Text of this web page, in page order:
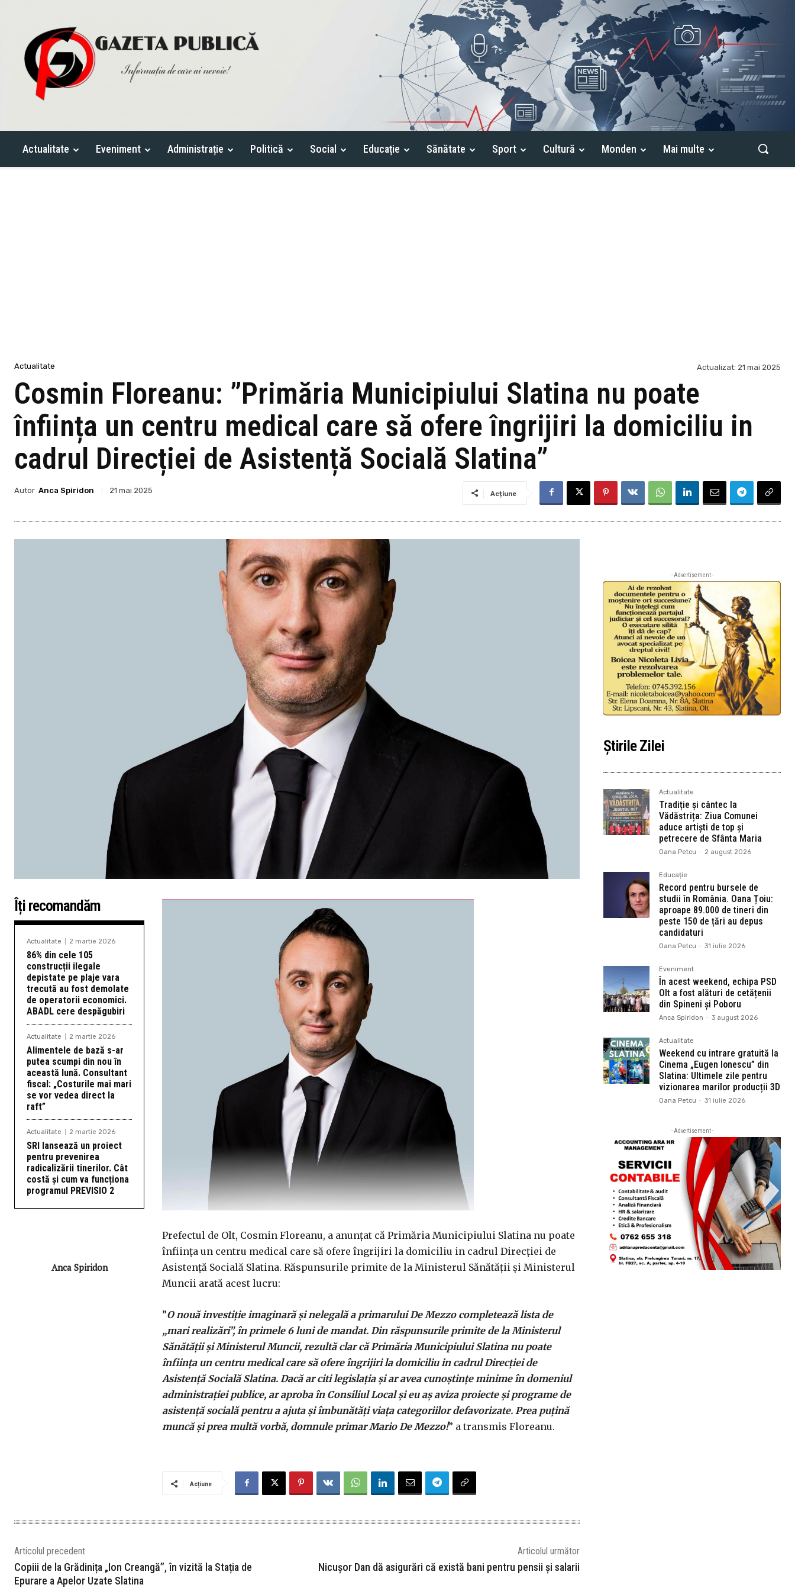
Actualitate Eveniment Administrație Politică Social Educație Sănătate Sport Cultură Monden Mai multe
Actualitate Actualizat: 21 mai 2025
Cosmin Floreanu: ”Primăria Municipiului Slatina nu poate
înființa un centru medical care să ofere îngrijiri la domiciliu in
cadrul Direcției de Asistență Socială Slatina”
Autor Anca Spiridon 21 mai 2025 Acțiune
Îți recomandăm
Actualitate 2 martie 2026
86% din cele 105
construcții ilegale
depistate pe plaje vara
trecută au fost demolate
de operatorii economici.
ABADL cere despăgubiri
Actualitate 2 martie 2026
Alimentele de bază s-ar
putea scumpi din nou în
această lună. Consultant
fiscal: „Costurile mai mari
se vor vedea direct la
raft”
Actualitate 2 martie 2026
SRI lansează un proiect
pentru prevenirea
radicalizării tinerilor. Cât
costă și cum va funcționa
programul PREVISIO 2
Anca Spiridon
Prefectul de Olt, Cosmin Floreanu, a anunțat că Primăria Municipiului Slatina nu poate
înființa un centru medical care să ofere îngrijiri la domiciliu in cadrul Direcției de
Asistență Socială Slatina. Răspunsurile primite de la Ministerul Sănătății și Ministerul
Muncii arată acest lucru:
”O nouă investiție imaginară și nelegală a primarului De Mezzo completează lista de
„mari realizări”, în primele 6 luni de mandat. Din răspunsurile primite de la Ministerul
Sănătății și Ministerul Muncii, rezultă clar că Primăria Municipiului Slatina nu poate
înființa un centru medical care să ofere îngrijiri la domiciliu in cadrul Direcției de
Asistență Socială Slatina. Dacă ar citi legislația și ar avea cunoștințe minime în domeniul
administrației publice, ar aproba în Consiliul Local și eu aș aviza proiecte și programe de
asistență socială pentru a ajuta și îmbunătăți viața categoriilor defavorizate. Prea puțină
muncă și prea multă vorbă, domnule primar Mario De Mezzo!” a transmis Floreanu.
Acțiune
Articolul precedent
Copiii de la Grădinița „Ion Creangă”, în vizită la Stația de
Epurare a Apelor Uzate Slatina
Articolul următor
Nicușor Dan dă asigurări că există bani pentru pensii și salarii
- Advertisement -
Știrile Zilei
Actualitate
Tradiție și cântec la
Vădăstrița: Ziua Comunei
aduce artiști de top și
petrecere de Sfânta Maria
Oana Petcu - 2 august 2026
Educație
Record pentru bursele de
studii în România. Oana Țoiu:
aproape 89.000 de tineri din
peste 150 de țări au depus
candidaturi
Oana Petcu - 31 iulie 2026
Eveniment
În acest weekend, echipa PSD
Olt a fost alături de cetățenii
din Spineni și Poboru
Anca Spiridon - 3 august 2026
Actualitate
Weekend cu intrare gratuită la
Cinema „Eugen Ionescu” din
Slatina: Ultimele zile pentru
vizionarea marilor producții 3D
Oana Petcu - 31 iulie 2026
- Advertisement -